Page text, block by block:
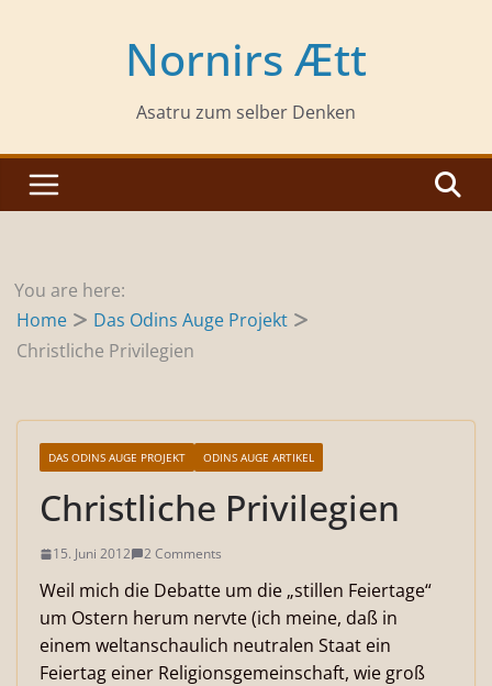
Nornirs Ætt
Asatru zum selber Denken
You are here:
Home
Das Odins Auge Projekt
Christliche Privilegien
DAS ODINS AUGE PROJEKT ODINS AUGE ARTIKEL
Christliche Privilegien
15. Juni 2012 2 Comments
Weil mich die Debatte um die „stillen Feiertage“
um Ostern herum nervte (ich meine, daß in
einem weltanschaulich neutralen Staat ein
Feiertag einer Religionsgemeinschaft, wie groß